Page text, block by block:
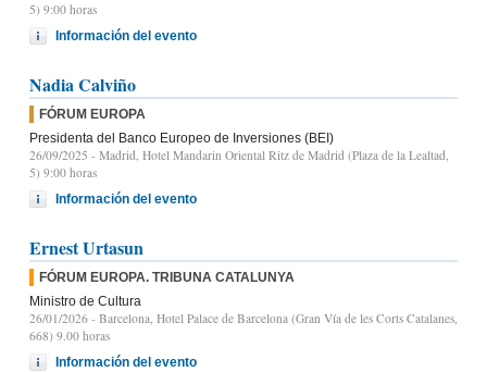
5) 9:00 horas
Información del evento
Nadia Calviño
FÓRUM EUROPA
Presidenta del Banco Europeo de Inversiones (BEI)
26/09/2025 - Madrid, Hotel Mandarin Oriental Ritz de Madrid (Plaza de la Lealtad,
5) 9:00 horas
Información del evento
Ernest Urtasun
FÓRUM EUROPA. TRIBUNA CATALUNYA
Ministro de Cultura
26/01/2026 - Barcelona, Hotel Palace de Barcelona (Gran Vía de les Corts Catalanes,
668) 9.00 horas
Información del evento